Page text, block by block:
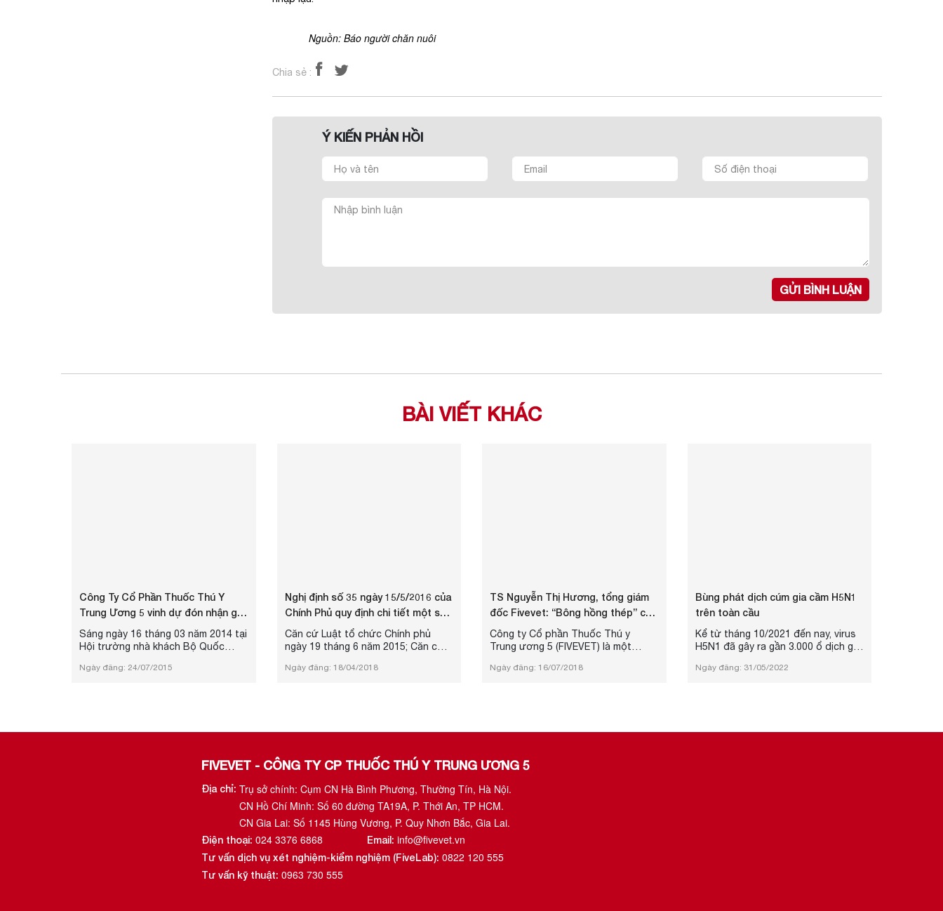
Nguồn: Báo người chăn nuôi
Chia sẻ :
Ý KIẾN PHẢN HỒI
GỬI BÌNH LUẬN
BÀI VIẾT KHÁC
Công Ty Cổ Phần Thuốc Thú Y
Trung Ương 5 vinh dự đón nhận giải
thưởng “ Chất lượng Qu...
Sáng ngày 16 tháng 03 năm 2014 tại
Hội trường nhà khách Bộ Quốc
Nội đã diễn ra lễ trao giải “Chất
đã có thành tích xuất sắc trong việc
sản phẩm dựa trên những tiêu chí,
Ngày đăng: 24/07/2015
Nghị định số 35 ngày 15/5/2016 của
Chính Phủ quy định chi tiết một số
điều của Luật T...
Căn cứ Luật tổ chức Chính phủ
ngày 19 tháng 6 năm 2015; Căn cứ
2015; Căn cứ Luật đầu tư ngày 26
một số Điều của Luật thú y.
Ngày đăng: 18/04/2018
TS Nguyễn Thị Hương, tổng giám
đốc Fivevet: “Bông hồng thép” của
ngành thuốc thú y Vi...
Công ty Cổ phần Thuốc Thú y
Trung ương 5 (FIVEVET) là một
Top đầu của ngành sản xuất, kinh
Nguyễn Thị Hương (ảnh) -“Bông
doanh Thuốc Thú y Việt Nam....
Ngày đăng: 16/07/2018
Bùng phát dịch cúm gia cầm H5N1
trên toàn cầu
Kể từ tháng 10/2021 đến nay, virus
H5N1 đã gây ra gần 3.000 ổ dịch gia
triệu con gia cầm đã bị tiêu hủy để
Ngày đăng: 31/05/2022
FIVEVET - CÔNG TY CP THUỐC THÚ Y TRUNG ƯƠNG 5
Địa chỉ: Trụ sở chính: Cụm CN Hà Bình Phương, Thường Tín, Hà Nội.
CN Hồ Chí Minh: Số 60 đường TA19A, P. Thới An, TP HCM.
CN Gia Lai: Số 1145 Hùng Vương, P. Quy Nhơn Bắc, Gia Lai.
Điện thoại: 024 3376 6868 Email: info@fivevet.vn
Tư vấn dịch vụ xét nghiệm-kiểm nghiệm (FiveLab): 0822 120 555
Tư vấn kỹ thuật: 0963 730 555